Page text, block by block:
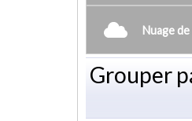
Nuage
Grouper